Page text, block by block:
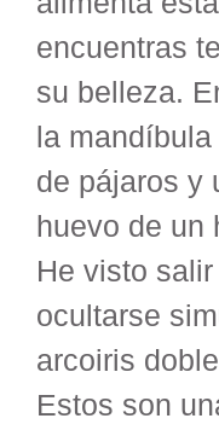
encuentras
su belleza.
la
de pájaros y
huevo de un
He visto
ocultarse
arcoiris
Estos son